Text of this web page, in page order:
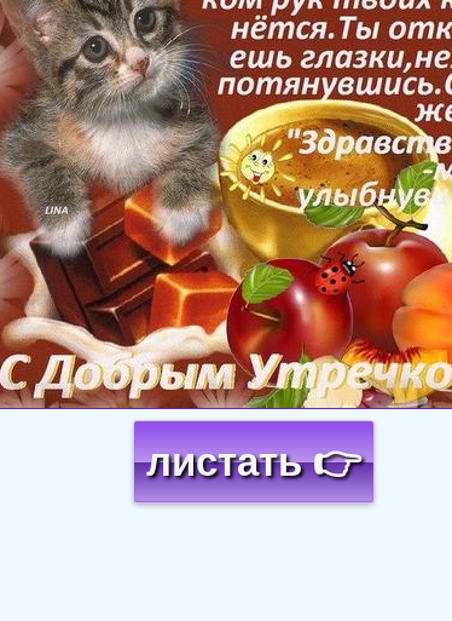
листать 👉